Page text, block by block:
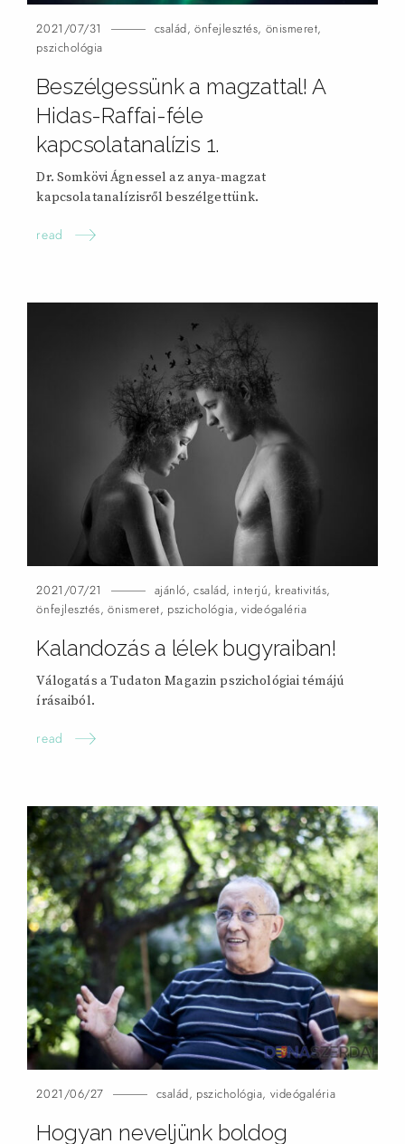
2021/07/31 család, önfejlesztés, önismeret,
pszichológia
Beszélgessünk a magzattal! A
Hidas-Raffai-féle
kapcsolatanalízis 1.
Dr. Somkövi Ágnessel az anya-magzat
kapcsolatanalízisről beszélgettünk.
read
2021/07/21 ajánló, család, interjú, kreativitás,
önfejlesztés,önismeret, pszichológia, videógaléria
Kalandozás a lélek bugyraiban!
Válogatás a Tudaton Magazin pszichológiai témájú
írásaiból.
read
2021/06/27 család, pszichológia, videógaléria
Hogyan neveljünk boldog